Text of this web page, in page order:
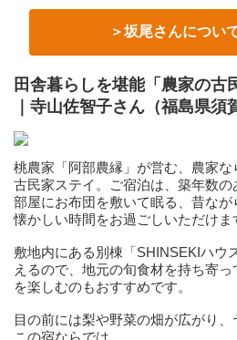
＞坂尾さんについ
田舎暮らしを堪能「農家の古
｜寺山佐智子さん（福島県須
桃農家「阿部農縁」が営む、農家
古民家ステイ。ご宿泊は、築年数
部屋にお布団を敷いて眠る、昔な
懐かしい時間をお過ごしいただけま
敷地内にある別棟「SHINSEKIハウ
えるので、地元の旬食材を持ち寄
を楽しむのもおすすめです。
目の前には梨や野菜の畑が広がり
この宿ならでは。